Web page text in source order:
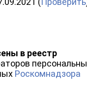
в реестр
Роскомнадзора